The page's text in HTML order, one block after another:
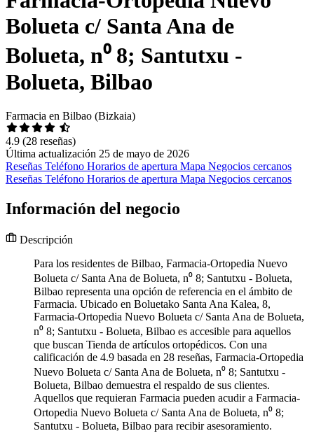
Bolueta c/ Santa Ana de
Bolueta, n⁰ 8; Santutxu -
Bolueta, Bilbao
Farmacia en Bilbao (Bizkaia)
4.9 (28 reseñas)
Última actualización 25 de mayo de 2026
Reseñas Teléfono Horarios de apertura Mapa Negocios cercanos
Reseñas Teléfono Horarios de apertura Mapa Negocios cercanos
Información del negocio
Descripción
Para los residentes de Bilbao, Farmacia-Ortopedia Nuevo
Bolueta c/ Santa Ana de Bolueta, n⁰ 8; Santutxu - Bolueta,
Bilbao representa una opción de referencia en el ámbito de
Farmacia. Ubicado en Boluetako Santa Ana Kalea, 8,
Farmacia-Ortopedia Nuevo Bolueta c/ Santa Ana de Bolueta,
n⁰ 8; Santutxu - Bolueta, Bilbao es accesible para aquellos
que buscan Tienda de artículos ortopédicos. Con una
calificación de 4.9 basada en 28 reseñas, Farmacia-Ortopedia
Nuevo Bolueta c/ Santa Ana de Bolueta, n⁰ 8; Santutxu -
Bolueta, Bilbao demuestra el respaldo de sus clientes.
Aquellos que requieran Farmacia pueden acudir a Farmacia-
Ortopedia Nuevo Bolueta c/ Santa Ana de Bolueta, n⁰ 8;
Santutxu - Bolueta, Bilbao para recibir asesoramiento.